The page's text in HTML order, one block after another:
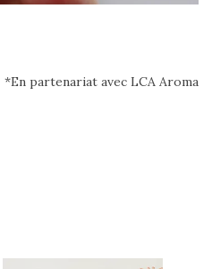
*En partenariat avec LCA Aroma